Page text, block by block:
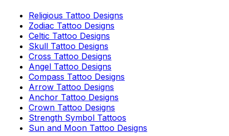
Religious Tattoo Designs
Zodiac Tattoo Designs
Celtic Tattoo Designs
Skull Tattoo Designs
Cross Tattoo Designs
Angel Tattoo Designs
Compass Tattoo Designs
Arrow Tattoo Designs
Anchor Tattoo Designs
Crown Tattoo Designs
Strength Symbol Tattoos
Sun and Moon Tattoo Designs